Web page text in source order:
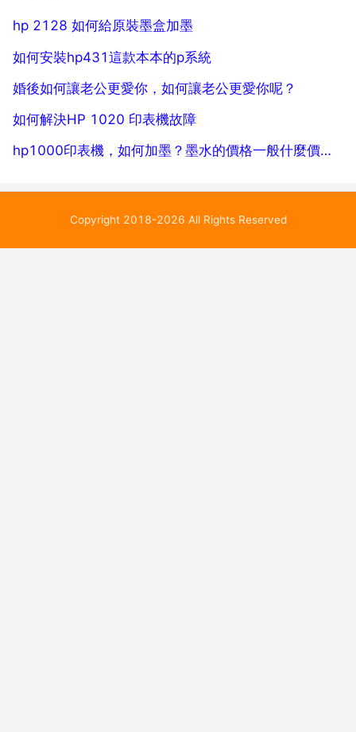
hp 2128 如何給原裝墨盒加墨
如何安裝hp431這款本本的p系統
婚後如何讓老公更愛你，如何讓老公更愛你呢？
如何解決HP 1020 印表機故障
hp1000印表機，如何加墨？墨水的價格一般什麼價位？
Copyright 2018-2026 All Rights Reserved